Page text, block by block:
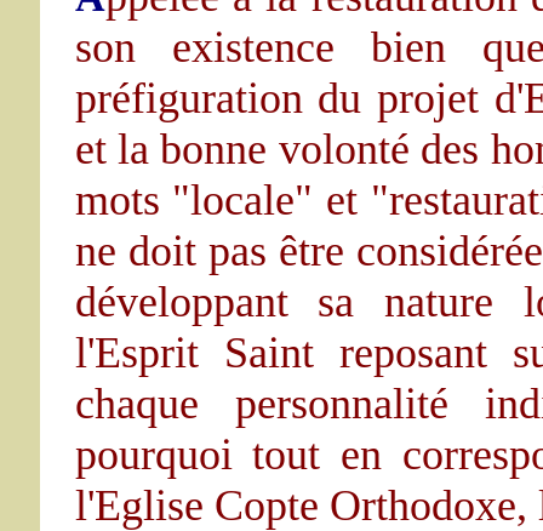
son existence bien
préfiguration du projet
et la bonne volonté des
mots "locale" et
ne doit pas être
développant sa nature
l'Esprit Saint reposant
chaque personnalité
pourquoi tout en
l'Eglise Copte